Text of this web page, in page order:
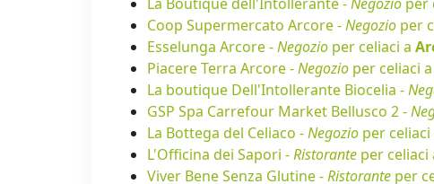
Coop Supermercato Arcore -Negozio per
Esselunga Arcore -Negozio per celiaci a
Piacere Terra Arcore -Negozio per celiaci a
La boutique Dell'Intollerante Biocelia -
GSP Spa Carrefour Market Bellusco 2 -
La Bottega del Celiaco -Negozio per celiaci
L'Officina dei Sapori -Ristorante per celiaci
Viver Bene Senza Glutine -Ristorante per